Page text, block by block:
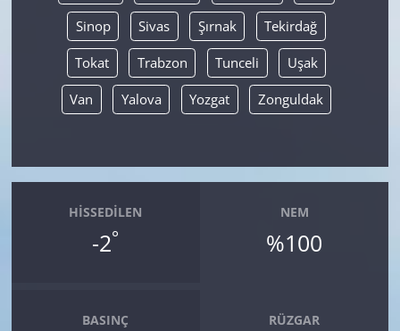
Sinop Sivas Şırnak Tekirdağ
Tokat Trabzon Tunceli Uşak
Van Yalova Yozgat Zonguldak
HISSEDILEN
-2°
NEM
%100
BASINÇ RÜZGAR